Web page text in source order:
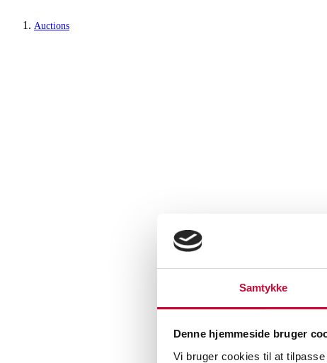
Samtykke
Denne hjemmeside bruger
Vi bruger cookies til at
Auctions